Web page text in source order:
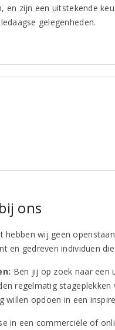
en zijn een uitstekende
gelegenheden.
ons
hebben wij geen
en gedreven individuen
Ben jij op zoek naar een
regelmatig
willen opdoen in een
in een commerciële of